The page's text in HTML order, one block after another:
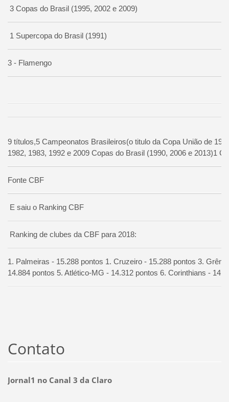
3 Copas do Brasil (1995, 2002 e 2009)
1 Supercopa do Brasil (1991)
3 - Flamengo
9 títulos,5 Campeonatos Brasileiros(o titulo da Copa União de
1982, 1983, 1992 e 2009 Copas do Brasil (1990, 2006 e 2013)1
Fonte CBF
E saiu o Ranking CBF
Ranking de clubes da CBF para 2018:
1. Palmeiras - 15.288 pontos 1. Cruzeiro - 15.288 pontos 3.
14.884 pontos 5. Atlético-MG - 14.312 pontos 6. Corinthians -
Contato
Jornal1 no Canal 3 da Claro